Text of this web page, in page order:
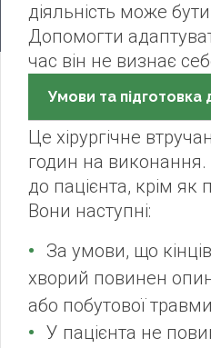
діяльність може
Допомогти
час він не визнає
Умови та підготовка
Це хірургічне
годин на
до пацієнта, крім як
Вони наступні:
За умови, що
хворий повинен
або побутової
У пацієнта не